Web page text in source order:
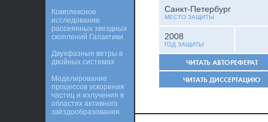
Санкт-Петербург
МЕСТО ЗАЩИТЫ
2008
ГОД ЗАЩИТЫ
ЧИТАТЬ АВТОРЕФЕРАТ
ЧИТАТЬ ДИССЕРТАЦИЮ
Комплексное
исследование
рассеянных звездных
скоплений Галактики
Двухфазные ветры в
двойных системах
Моделирование
процессов ускорения
частиц и излучения в
областях активного
звёздообразования